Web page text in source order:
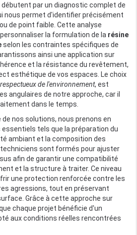
par un diagnostic complet de
nous permet d'identifier précisément
de point faible. Cette analyse
la formulation de la résine
selon les contraintes spécifiques de
ainsi une application sur
et la résistance du revêtement,
esthétique de vos espaces. Le choix
respectueux de l'environnement, est
angulaires de notre approche, car il
dans le temps.
nos solutions, nous prenons en
tels que la préparation du
ambiant et la composition des
sont formés pour ajuster
afin de garantir une compatibilité
et la structure à traiter. Ce niveau
une protection renforcée contre les
agressions, tout en préservant
Grâce à cette approche sur
chaque projet bénéficie d'un
aux conditions réelles rencontrées